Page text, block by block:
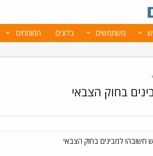
משתמשים בלוגים המומחים
בחוק הצבאי
למבינים בחוק הצבאי